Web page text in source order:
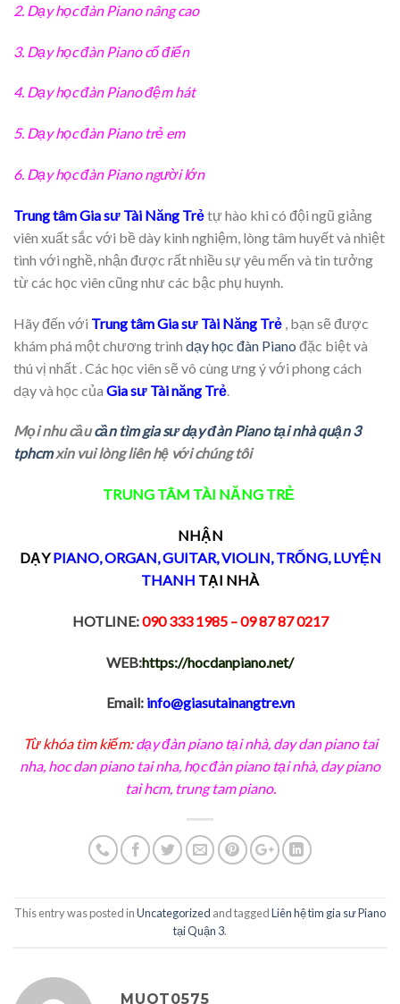
2. Dạy học đàn Piano nâng cao
3. Dạy học đàn Piano cổ điển
4. Dạy học đàn Piano đệm hát
5. Dạy học đàn Piano trẻ em
6. Dạy học đàn Piano người lớn
Trung tâm Gia sư Tài Năng Trẻtự hào khi có đội ngũ giảng
viên xuất sắc với bề dày kinh nghiệm, lòng tâm huyết và nhiệt
tình với nghề, nhận được rất nhiều sự yêu mến và tin tưởng
từ các học viên cũng như các bậc phụ huynh.
Hãy đến với Trung tâm Gia sư Tài Năng Trẻ , bạn sẽ được
khám phá một chương trình dạy học đàn Piano đặc biệt và
thú vị nhất . Các học viên sẽ vô cùng ưng ý với phong cách
dạy và học của Gia sư Tài năng Trẻ
Mọi nhu cầucần tìm gia sư dạy đàn Piano tại nhà quận 3
tphcmxin vui lòng liên hệ với chúng tôi
TRUNG TÂM TÀI NĂNG TRẺ
NHẬN
DẠYPIANO,ORGAN,GUITAR,VIOLIN,TRỐNG,LUYỆN
THANH TẠI NHÀ
HOTLINE:090 333 1985 – 09 87 87 0217
WEB:https://hocdanpiano.net/
Email: info@giasutainangtre.vn
Từ khóa tìm kiếm: dạy đàn piano tại nhà, day dan piano tai
nha, hoc dan piano tai nha, học đàn piano tại nhà, day piano
tai hcm, trung tam piano.
This entry was posted inUncategorized and taggedLiên hệ tìm gia sư Piano
tại Quận 3.
MUOT0575